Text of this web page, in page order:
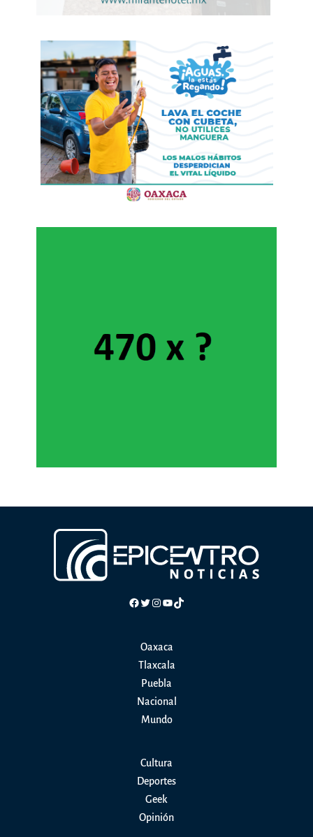
Facebook
Twitter
Instagram
YouTube
TikTok
Oaxaca
Tlaxcala
Puebla
Nacional
Mundo
Cultura
Deportes
Geek
Opinión